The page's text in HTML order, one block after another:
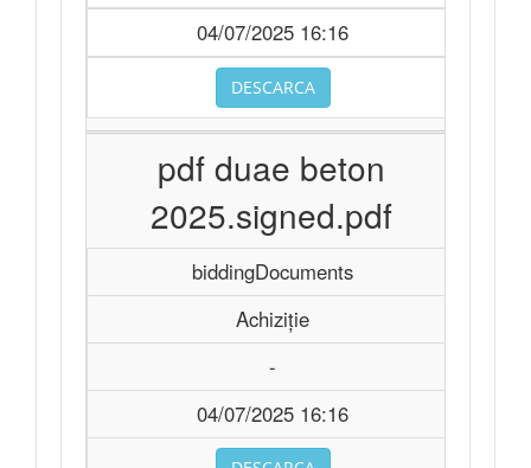
04/07/2025 16:16
DESCARCA
pdf duae beton
2025.signed.pdf
biddingDocuments
Achiziție
-
04/07/2025 16:16